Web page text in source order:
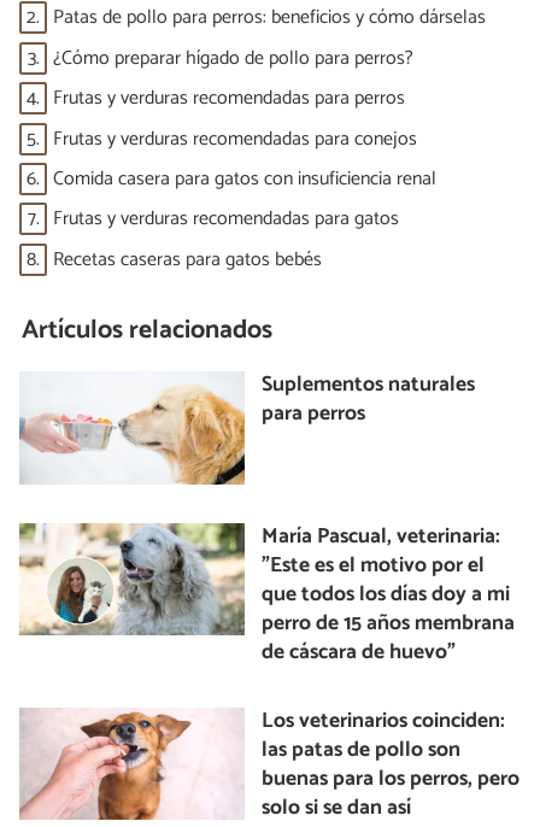
2. Patas de pollo para perros: beneficios y cómo dárselas
3. ¿Cómo preparar hígado de pollo para perros?
4. Frutas y verduras recomendadas para perros
5. Frutas y verduras recomendadas para conejos
6. Comida casera para gatos con insuficiencia renal
7. Frutas y verduras recomendadas para gatos
8. Recetas caseras para gatos bebés
Artículos relacionados
Suplementos naturales
para perros
María Pascual, veterinaria:
"Este es el motivo por el
que todos los días doy a mi
perro de 15 años membrana
de cáscara de huevo"
Los veterinarios coinciden:
las patas de pollo son
buenas para los perros, pero
solo si se dan así